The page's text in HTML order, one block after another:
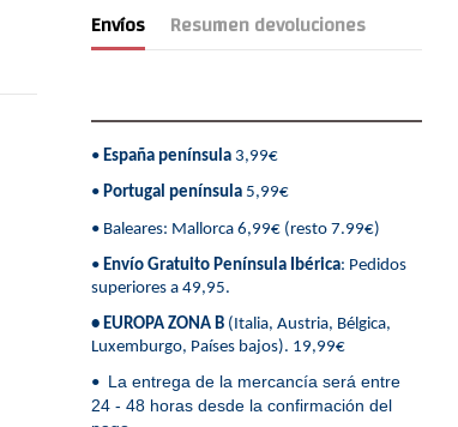
Envíos Resumen devoluciones
• España península3,99€
• Portugal península5,99€
• Baleares: Mallorca 6,99€ (resto 7.99€)
• Envío Gratuito Península Ibérica: Pedidos
superiores a 49,95.
• EUROPA ZONA B(Italia, Austria, Bélgica,
Luxemburgo, Países bajos). 19,99€
• La entrega de la mercancía será entre
24 - 48 horas desde la confirmación del